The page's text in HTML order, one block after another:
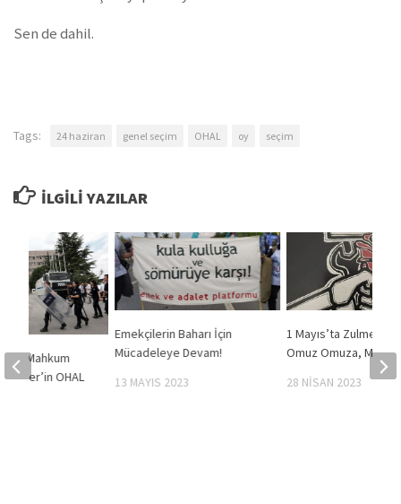
Sen de dahil.
Tags: 24 haziran genel seçim OHAL oy seçim
İLGILI YAZILAR
Emekçilerin Baharı İçin
Mücadeleye Devam!
13 MAYIS 2023
1 Mayıs’ta Zulme
Omuz Omuza,
28 NISAN 2023
Mahkum
OHAL